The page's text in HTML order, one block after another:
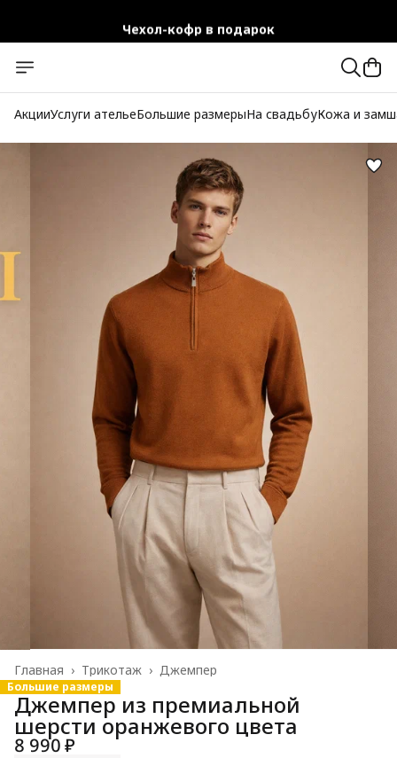
Чехол-кофр в подарок
Бесплатная доставка при заказе от 10 000 руб.
АкцииУслуги ательеБольшие размерыНа свадьбуКожа и
Джемпер
Трикотаж ›
Главная ›
Большие размеры
Джемпер из премиальной
шерсти оранжевого цвета
8 990 ₽